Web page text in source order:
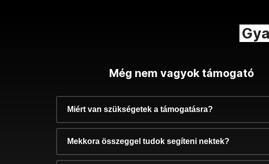
Még nem vagyok támogató
Miért van szükségetek a támogatásra?
Mekkora összeggel tudok segíteni nektek?